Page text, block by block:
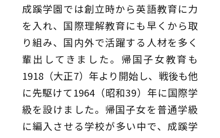
成蹊学園では創立時から英語教育に力
を入れ、国際理解教育にも早くから取
り組み、国内外で活躍する人材を多く
輩出してきました。帰国子女教育も
1918（大正7）年より開始し、戦後も他
に先駆けて1964（昭和39）年に国際学
級を設けました。帰国子女を普通学級
に編入させる学校が多い中で、成蹊学